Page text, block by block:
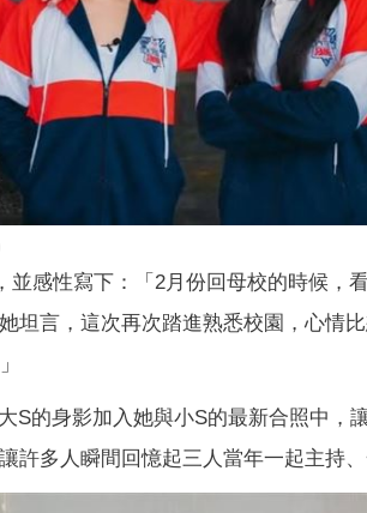
感性寫下：「2月份回母校的時候，
坦言，這次再次踏進熟悉校園，心情
S的身影加入她與小S的最新合照中，
許多人瞬間回憶起三人當年一起主持、